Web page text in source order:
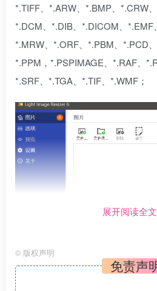
*.TIFF、*.ARW、*.BMP、*.CRW
*.DCM、*.DIB、*.DICOM、*.EMF
*.MRW、*.ORF、*.PBM、*.PCD、
*.PPM，*.PSPIMAGE、*.RAF、
*.SRF、*.TGA、*.TIF、*.WMF；
展开阅读全文
© 版权声明
免责声